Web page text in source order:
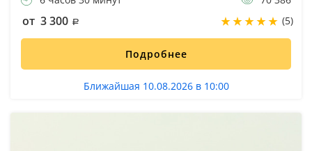
от 3 300 (5)
Подробнее
Ближайшая 10.08.2026 в 10:00